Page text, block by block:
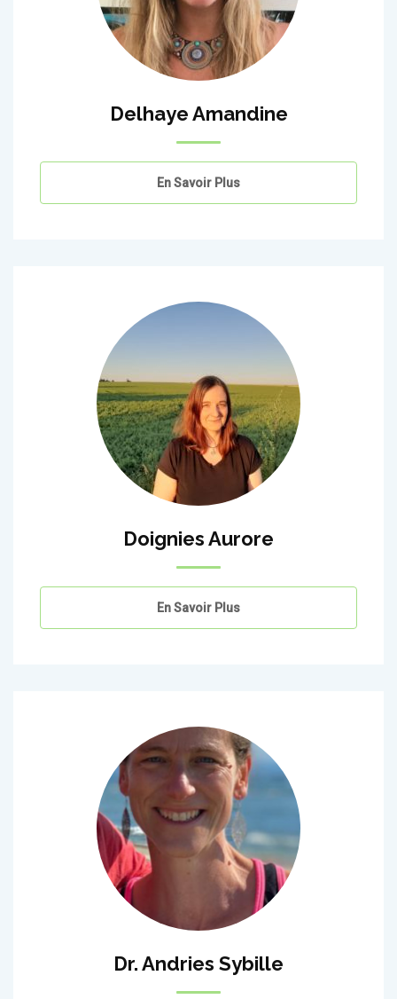
Delhaye Amandine
En Savoir Plus
Doignies Aurore
En Savoir Plus
Dr. Andries Sybille